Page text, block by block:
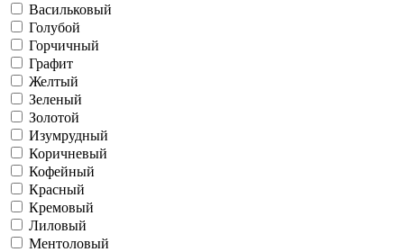
Васильковый
Голубой
Горчичный
Графит
Желтый
Зеленый
Золотой
Изумрудный
Коричневый
Кофейный
Красный
Кремовый
Лиловый
Ментоловый